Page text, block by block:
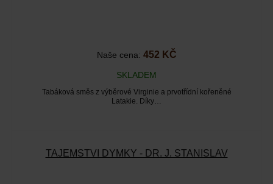
Naše cena: 452 KČ
SKLADEM
Tabáková směs z výběrové Virginie a prvotřídní kořeněné
Latakie. Díky…
TAJEMSTVÍ DÝMKY - DR. J. STANISLAV